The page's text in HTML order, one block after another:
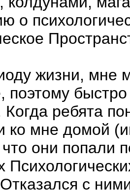
о
жизни, мне
поэтому
ребята
ко мне домой
они попали
с